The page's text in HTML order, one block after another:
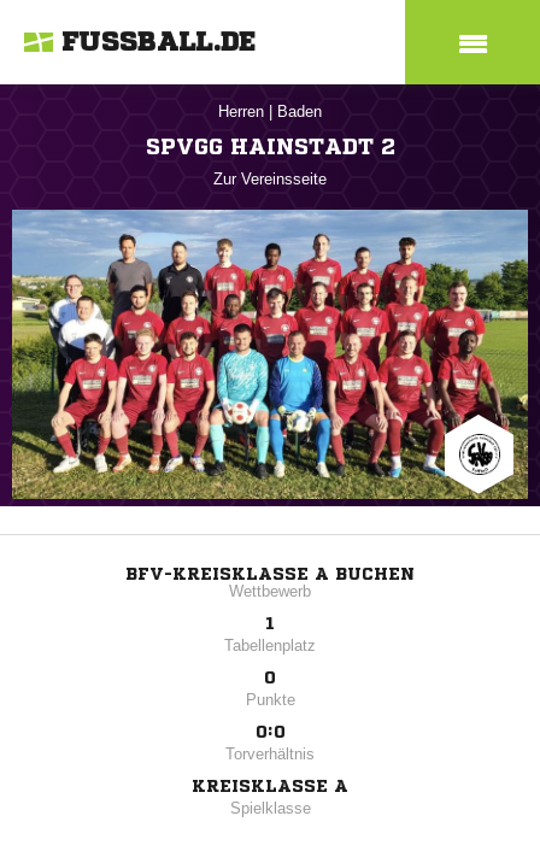
FUSSBALL.DE
Herren Baden
SPVGG HAINSTADT 2
Zur Vereinsseite
BFV-KREISKLASSE A BUCHEN
Wettbewerb
1
Tabellenplatz
0
Punkte
0:0
Torverhältnis
KREISKLASSE A
Spielklasse